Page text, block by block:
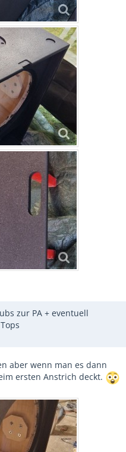
zur PA + eventuell
aber wenn man es dann
ersten Anstrich deckt.